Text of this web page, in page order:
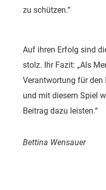
zu schützen.“
Auf ihren Erfolg sind
stolz. Ihr Fazit: „Als
Verantwortung für den
und mit diesem Spiel
Beitrag dazu leisten.“
Bettina Wensauer